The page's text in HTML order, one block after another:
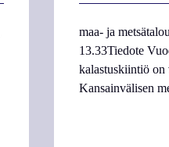
maa- ja
13.33Tiedote
kalastuskiintiö on
Kansainvälisen